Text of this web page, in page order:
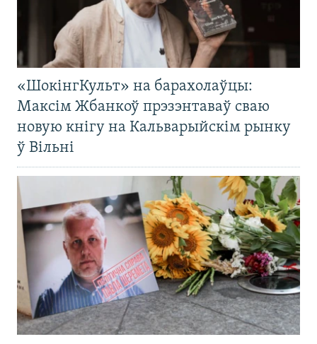
«ШокінгКульт» на барахолаўцы:
Максім Жбанкоў прэзэнтаваў сваю
новую кнігу на Кальварыйскім рынку
ў Вільні